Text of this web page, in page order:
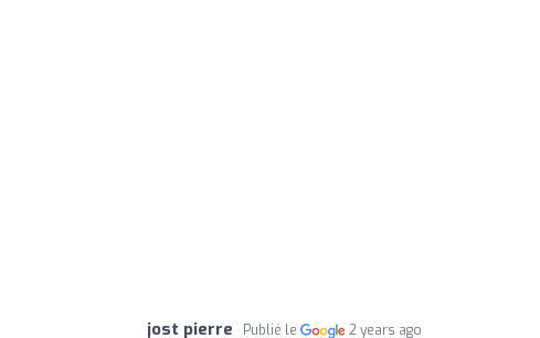
jost pierre Publié le 2 years ago